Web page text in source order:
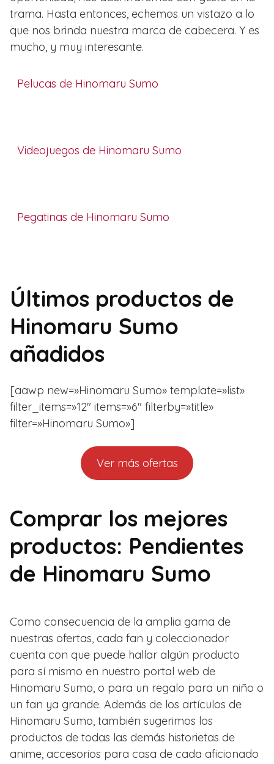
trama. Hasta entonces, echemos un vistazo a lo
que nos brinda nuestra marca de cabecera. Y es
mucho, y muy interesante.
Pelucas de Hinomaru Sumo
Videojuegos de Hinomaru Sumo
Pegatinas de Hinomaru Sumo
Últimos productos de
Hinomaru Sumo
añadidos
[aawp new=»Hinomaru Sumo» template=»list»
filter_items=»12″ items=»6″ filterby=»title»
filter=»Hinomaru Sumo»]
Ver más ofertas
Comprar los mejores
productos: Pendientes
de Hinomaru Sumo
Como consecuencia de la amplia gama de
nuestras ofertas, cada fan y coleccionador
cuenta con que puede hallar algún producto
para sí mismo en nuestro portal web de
Hinomaru Sumo, o para un regalo para un niño o
un fan ya grande. Además de los artículos de
Hinomaru Sumo, también sugerimos los
productos de todas las demás historietas de
anime, accesorios para casa de cada aficionado